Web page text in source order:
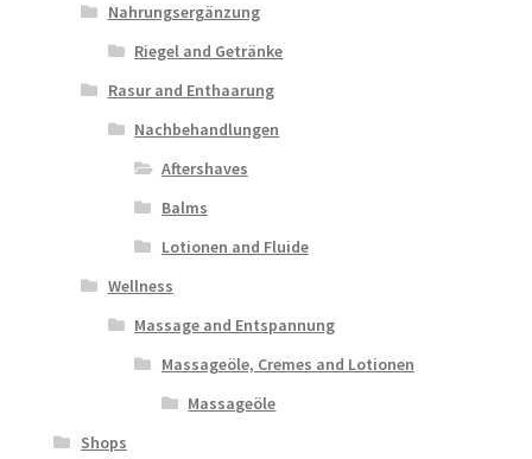
Nahrungsergänzung
Riegel and Getränke
Rasur and Enthaarung
Nachbehandlungen
Aftershaves
Balms
Lotionen and Fluide
Wellness
Massage and Entspannung
Massageöle, Cremes and Lotionen
Massageöle
Shops